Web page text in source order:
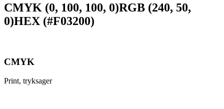
CMYK (0, 100, 100, 0)RGB (240, 50,
0)HEX (#F03200)
CMYK
Print, tryksager